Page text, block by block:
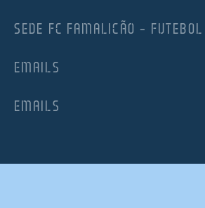
SEDE FC FAMALICÃO –
EMAILS
EMAILS